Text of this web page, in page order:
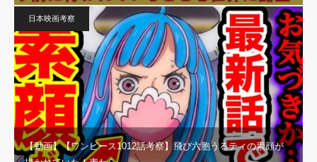
日本映画考察
【動画】【ワンピース1012話考察】飛び六胞うるティの素顔が